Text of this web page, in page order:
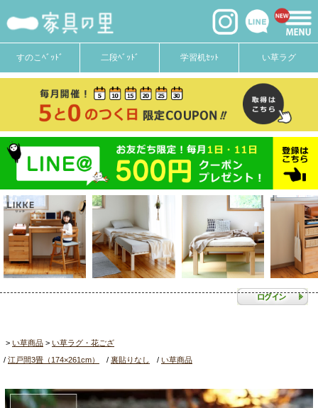
すのこﾍﾞｯﾄﾞ 二段ﾍﾞｯﾄﾞ 学習机ｾｯﾄ い草ラグ
い草商品
い草ラグ・花ござ
江戸間3畳（174×261cm）
裏貼りなし い草商品